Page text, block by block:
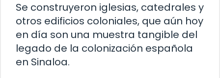
Se construyeron iglesias, catedrales y
otros edificios coloniales, que aún hoy
en día son una muestra tangible del
legado de la colonización española
en Sinaloa.